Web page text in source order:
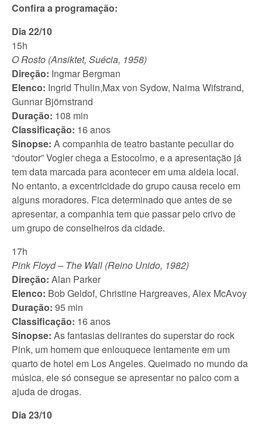
Confira a programação:
Dia 22/10
15h
O Rosto (Ansiktet, Suécia, 1958)
Direção: Ingmar Bergman
Elenco: Ingrid Thulin,Max von Sydow, Naima Wifstrand,
Gunnar Björnstrand
Duração: 108 min
Classificação: 16 anos
Sinopse: A companhia de teatro bastante peculiar do
“doutor” Vogler chega a Estocolmo, e a apresentação já
tem data marcada para acontecer em uma aldeia local.
No entanto, a excentricidade do grupo causa receio em
alguns moradores. Fica determinado que antes de se
apresentar, a companhia tem que passar pelo crivo de
um grupo de conselheiros da cidade.
17h
Pink Floyd – The Wall (Reino Unido, 1982)
Direção: Alan Parker
Elenco: Bob Geldof, Christine Hargreaves, Alex McAvoy
Duração: 95 min
Classificação: 16 anos
Sinopse: As fantasias delirantes do superstar do rock
Pink, um homem que enlouquece lentamente em um
quarto de hotel em Los Angeles. Queimado no mundo da
música, ele só consegue se apresentar no palco com a
ajuda de drogas.
Dia 23/10